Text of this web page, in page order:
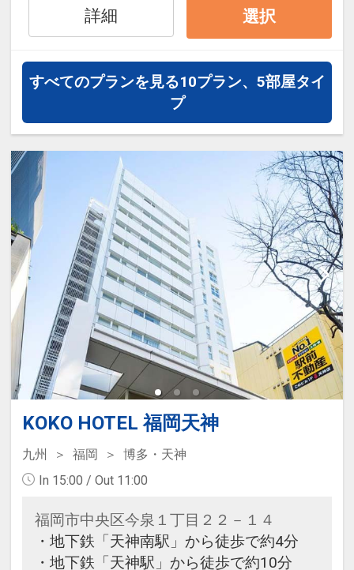
詳細 選択
すべてのプランを見る10プラン、5部屋タイ
プ
KOKO HOTEL 福岡天神
九州 福岡
博多・天神
In 15:00 / Out 11:00
福岡市中央区今泉１丁目２２－１４
・地下鉄「天神南駅」から徒歩で約4分
・地下鉄「天神駅」から徒歩で約10分